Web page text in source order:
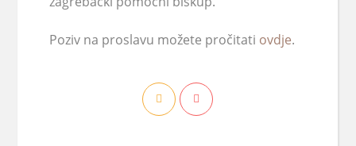
Poziv na proslavu možete pročitati ovdje.